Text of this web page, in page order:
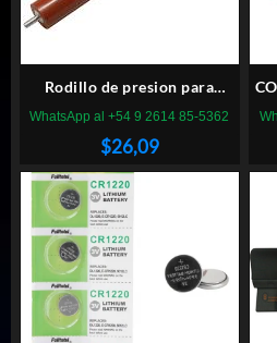
Rodillo de presion para
BROTHER 1200
$26,09
WhatsApp al +54 9 2614 85-5362